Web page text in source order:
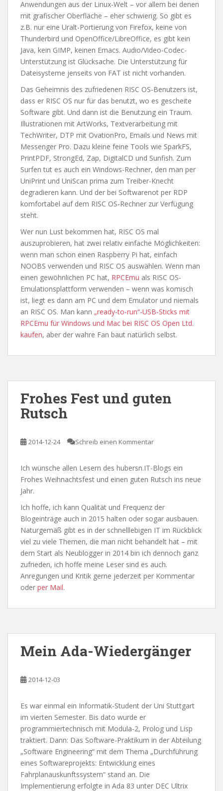
Anwendungen aus der Linux-Welt – vor allem bei denen
mit grafischer Oberfläche – eher schwierig. So gibt es
z.B. nur eine Uralt-Portierung von Firefox, keine von
Thunderbird und OpenOffice/LibreOffice, es gibt kein
Java, kein GIMP, keinen Emacs. Audio/Video-Codec-
Unterstützung ist Glücksache. Die Unterstützung für
Dateisysteme jenseits von FAT ist nicht vorhanden.
Das Geheimnis des zufriedenen RISC OS-Benutzers ist,
dass er RISC OS nur für das benutzt, wo es gescheite
Software gibt. Und dann ist die Benutzung ein Traum.
Illustrationen mit ArtWorks, Textverarbeitung mit
TechWriter, DTP mit OvationPro, Emails und News mit
Messenger Pro. Dazu kleine feine Tools wie SparkFS,
PrintPDF, StrongEd, Zap, DigitalCD und Sunfish. Zum
Surfen tut es auch ein Windows-Rechner, den man per
UniPrint und UniScan prima zum Treiber-Knecht
degradieren kann. Und der bei Softwarenot per RDP
komfortabel auf dem RISC OS-Rechner zur Verfügung
steht.
Wer nun Lust bekommen hat, RISC OS mal
auszuprobieren, hat zwei relativ einfache Möglichkeiten:
wenn man schon einen Raspberry Pi hat, einfach
NOOBS verwenden und RISC OS auswählen. Wenn man
einen gewöhnlichen PC hat, RPCEmu als RISC OS-
Emulationsplattform verwenden – wenn was komisch
ist, liegt es dann am PC und dem Emulator und niemals
an RISC OS. Man kann „ready-to-run“-USB-Sticks mit
RPCEmu für Windows und Mac bei RISC OS Open Ltd.
kaufen, aber der wahre Fan baut natürlich selbst.
Frohes Fest und guten
Rutsch
2014-12-24 Schreib einen Kommentar
Ich wünsche allen Lesern des hubersn.IT-Blogs ein
Frohes Weihnachtsfest und einen guten Rutsch ins neue
Jahr.
Ich hoffe, ich kann Qualität und Frequenz der
Blogeinträge auch in 2015 halten oder sogar ausbauen.
Naturgemäß gibt es in der schnelllebigen IT im Rückblick
viel zu viele Themen, die man nicht behandelt hat – mit
dem Start als Neublogger in 2014 bin ich dennoch ganz
zufrieden, ich hoffe meine Leser sind es auch.
Anregungen und Kritik gerne jederzeit per Kommentar
oder per Mail.
Mein Ada-Wiedergänger
2014-12-03
Es war einmal ein Informatik-Student der Uni Stuttgart
im vierten Semester. Bis dato wurde er
programmiertechnisch mit Modula-2, Prolog und Lisp
traktiert. Dann: Das Software-Praktikum in der Abteilung
„Software Engineering“ mit dem Thema „Durchführung
eines Softwareprojekts: Entwicklung eines
Fahrplanauskunftssystem“ stand an. Die
Implementierung erfolgte in Ada 83 unter DEC Ultrix